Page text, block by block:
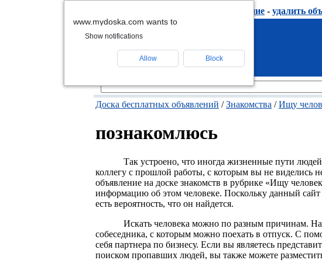
подать объявление - удалить
Доска бесплатных объявлений /Знакомства /Ищу
познакомлюсь
Так устроено, что иногда жизненные пути
коллегу с прошлой работы, с которым вы не виделись
объявление на доске знакомств в рубрике «Ищу
информацию об этом человеке. Поскольку данный сайт
есть вероятность, что он найдется.
Искать человека можно по разным причинам.
собеседника, с которым можно поехать в отпуск. С
себя партнера по бизнесу. Если вы являетесь
поиском пропавших людей, вы также можете
www.mydoska.com wants to
Show notifications
Allow Block